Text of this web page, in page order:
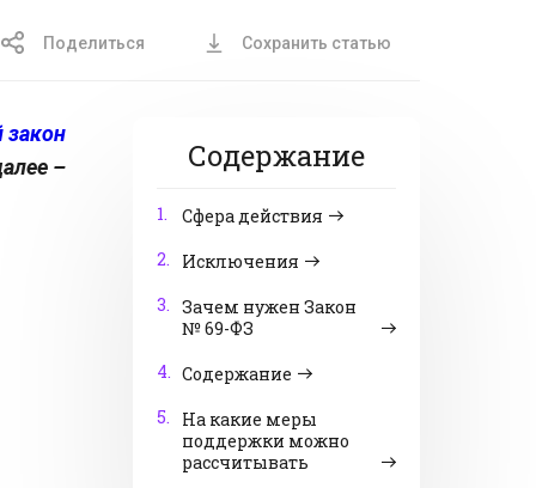
Поделиться Сохранить статью
Содержание
1.
Сфера действия
2.
Исключения
3. Зачем нужен Закон
№ 69-ФЗ
4. Содержание
5.
На какие меры
поддержки можно
рассчитывать
–